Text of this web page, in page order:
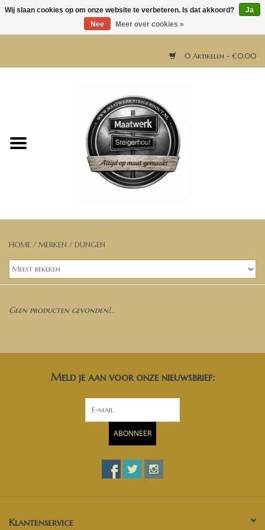
0 Artikelen - €0,00
Horeca meubels
Bartafels
Banken, stoelen &
(Bar)krukken
Plantenbakken
HOME / MERKEN / DUNGEN
Geen producten gevonden!...
Meld je aan voor onze nieuwsbrief:
ABONNEER
Klantenservice
Wij slaan cookies op om onze website te verbeteren. Is dat akkoord?
Ja
Nee
Meer over cookies »